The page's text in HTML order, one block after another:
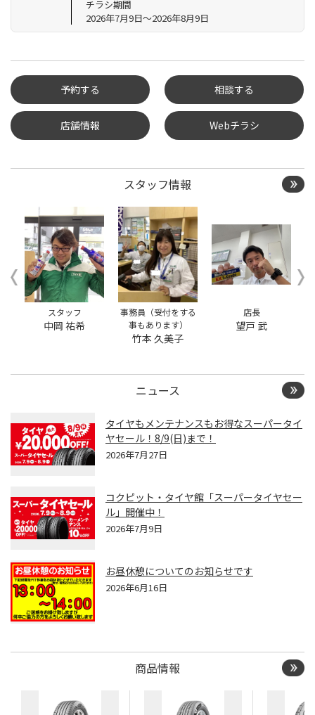
チラシ期間
2026年7月9日～2026年8月9日
予約する
タイヤ点検・安全点検/タ
約
クローク契約会員専用タ
イヤ履き替え※タイヤ履
き替えを希望のクローク
契約会員の方はこちらを
選択ください
本日のタイヤ履き替え順
番待ち予約 ※クローク契
約会員の方はご利用いた
だけません
相談する
店舗情報 Webチラシ
スタッフ情報
スタッフ
中岡 祐希
事務員（受付をする
事もあります）
竹本 久美子
店長
望戸 武
ニュース
タイヤもメンテナンスもお得なスーパータイ
ヤセール！8/9(日)まで！
2026年7月27日
コクピット・タイヤ館「スーパータイヤセー
ル」開催中！
2026年7月9日
お昼休憩についてのお知らせです
2026年6月16日
商品情報